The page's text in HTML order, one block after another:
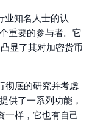
知名人士的认
重要的参与者。它
显了其对加密货币
彻底的研究并考虑
供了一系列功能，
一样，它也有自己